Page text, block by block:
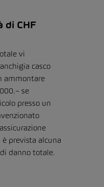
di CHF
vi
casco
ammontare
se
presso un
è prevista alcuna
danno totale.